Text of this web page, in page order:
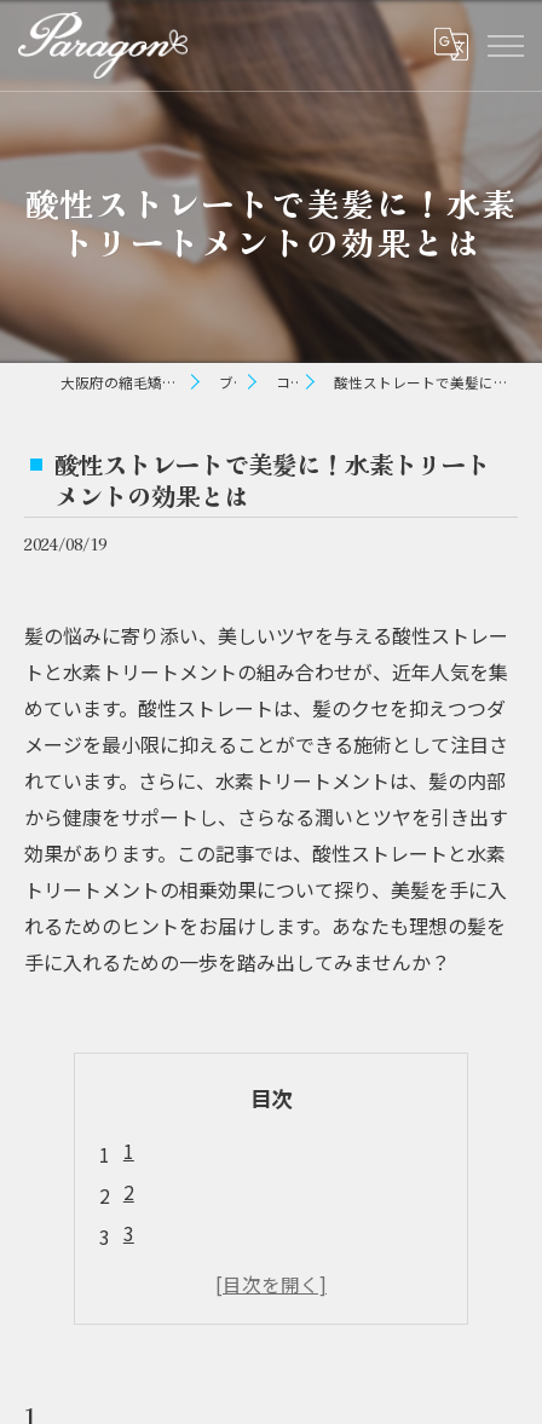
酸性ストレートで美髪に！水素
トリートメントの効果とは
大阪府の縮毛矯正ならパラゴン ヘアー ブログ コラム 酸性ストレートで美髪に！水素トリートメントの効果とは
酸性ストレートで美髪に！水素トリート
メントの効果とは
2024/08/19
髪の悩みに寄り添い、美しいツヤを与える酸性ストレー
トと水素トリートメントの組み合わせが、近年人気を集
めています。酸性ストレートは、髪のクセを抑えつつダ
メージを最小限に抑えることができる施術として注目さ
れています。さらに、水素トリートメントは、髪の内部
から健康をサポートし、さらなる潤いとツヤを引き出す
効果があります。この記事では、酸性ストレートと水素
トリートメントの相乗効果について探り、美髪を手に入
れるためのヒントをお届けします。あなたも理想の髪を
手に入れるための一歩を踏み出してみませんか？
目次
1
2
3
1